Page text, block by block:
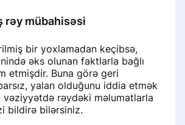
rəy mübahisəsi
bir yoxlamadan keçibsə,
əks olunan faktlarla bağlı
etmişdir. Buna görə geri
yalan olduğunu iddia etmək
vəziyyətdə rəydəki məlumatlarla
bildirə bilərsiniz.